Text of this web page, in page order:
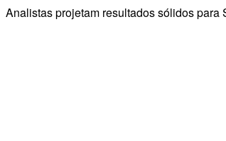
Analistas projetam resultados sólidos